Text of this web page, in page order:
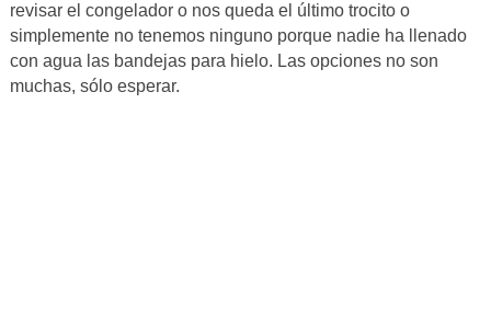
revisar el congelador o nos queda el último trocito o
simplemente no tenemos ninguno porque nadie ha llenado
con agua las bandejas para hielo. Las opciones no son
muchas, sólo esperar.